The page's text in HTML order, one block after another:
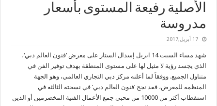
الأصلية رفيعة المستوى بأسعار
مدروسة
17 أبريل,2017
شهد مساء السبت 14 ابريل إسدال الستار على معرض ’فنون العالم دبي‘،
الذي يجسد رؤية لا مثيل لها على مستوى المنطقة بهدف توفير الفن في
متناول الجميع. ووفقاً لما أعلنه مركز دبي التجاري العالمي، وهو الجهة
المنظمة للمعرض، فقد نجح ’فنون العالم دبي‘ في نسخته الثالثة في
استقطاب أكثر من 10000 من محبي جمع الأعمال الفنية المخضرمين أو الذين